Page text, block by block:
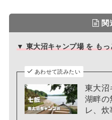
関
▼ 東大沼キャンプ場 を もっ
あわせて読みたい
東大沼
湖畔の
レ、炊